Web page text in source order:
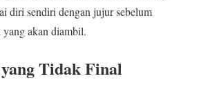
diri sendiri dengan jujur sebelum
yang akan diambil.
Tidak Final